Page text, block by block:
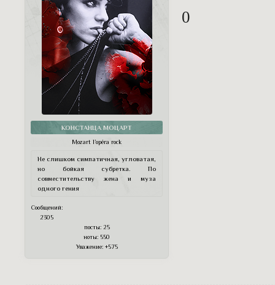
КОНСТАНЦА МОЦАРТ
Mozart l’opéra rock
Не слишком симпатичная, угловатая,
но бойкая субретка. По
совместительству жена и муза
одного гения
Сообщений:
2305
посты:25
ноты: 550
Уважение: +575
0